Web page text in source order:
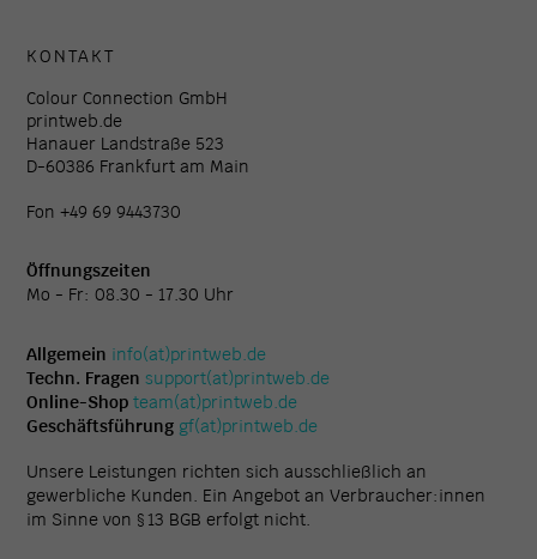
KONTAKT
Colour Connection GmbH
printweb.de
Hanauer Landstraße 523
D-60386 Frankfurt am Main
Fon +49 69 9443730
Öffnungszeiten
Mo - Fr: 08.30 - 17.30 Uhr
Allgemein info(at)printweb.de
Techn. Fragen support(at)printweb.de
Online-Shop team(at)printweb.de
Geschäftsführung gf(at)printweb.de
Unsere Leistungen richten sich ausschließlich an
gewerbliche Kunden. Ein Angebot an Verbraucher:innen
im Sinne von § 13 BGB erfolgt nicht.